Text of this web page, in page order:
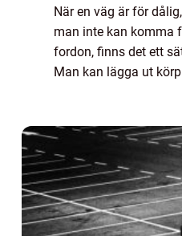
När en väg är för
man inte kan komma
fordon, finns det ett
Man kan lägga ut